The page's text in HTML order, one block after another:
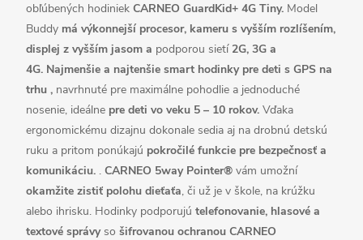
obľúbených hodiniek CARNEO GuardKid+ 4G Tiny. Model
Buddy má výkonnejší procesor, kameru s vyšším rozlíšením,
displej z vyšším jasom a podporou sietí2G, 3G a
4G. Najmenšie a najtenšie smart hodinky pre deti s GPS na
trhu , navrhnuté pre maximálne pohodlie a jednoduché
nosenie, ideálne pre deti vo veku 5 – 10 rokov. Vďaka
ergonomickému dizajnu dokonale sedia aj na drobnú detskú
ruku a pritom ponúkajú pokročilé funkcie pre bezpečnosť a
komunikáciu. . CARNEO 5way Pointer® vám umožní
okamžite zistiť polohu dieťaťa, či už je v škole, na krúžku
alebo ihrisku. Hodinky podporujú telefonovanie, hlasové a
textové správyso šifrovanou ochranou CARNEO